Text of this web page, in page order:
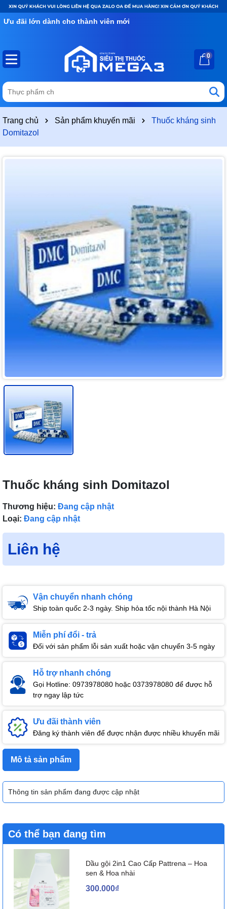
Ưu đãi lớn dành cho thành viên mới
0
Trang chủ Sản phẩm khuyến mãi
Thuốc kháng sinh
Domitazol
Thuốc kháng sinh Domitazol
Thương hiệu: Đang cập nhật
Loại: Đang cập nhật
Liên hệ
Vận chuyển nhanh chóng
Ship toàn quốc 2-3 ngày. Ship hỏa tốc nội thành Hà Nội
Miễn phí đổi - trả
Đối với sản phẩm lỗi sản xuất hoặc vận chuyển 3-5 ngày
Hỗ trợ nhanh chóng
Gọi Hotline: 0973978080 hoặc 0373978080 để được hỗ
trợ ngay lập tức
Ưu đãi thành viên
Đăng ký thành viên để được nhận được nhiều khuyến mãi
Mô tả sản phẩm
Thông tin sản phẩm đang được cập nhật
Có thể bạn đang tìm
Dầu gội 2in1 Cao Cấp Pattrena – Hoa
sen & Hoa nhài
300.000₫